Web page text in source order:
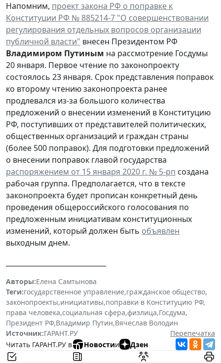
Напомним, проект закона РФ о поправке к
Конституции РФ № 885214-7 "О совершенствовании
регулирования отдельных вопросов организации
публичной власти" внесен Президентом РФ
Владимиром Путиным на рассмотрение Госдумы
20 января. Первое чтение по законопроекту
состоялось 23 января. Срок представления поправок
ко второму чтению законопроекта ранее
продлевался из-за большого количества
предложений о внесении изменений в Конституцию
РФ, поступивших от представителей политических,
общественных организаций и граждан страны
(более 500 поправок). Для подготовки предложений
о внесении поправок главой государства
распоряжением от 15 января 2020 г. № 5-рп создана
рабочая группа. Предполагается, что в тексте
законопроекта будет прописан конкретный день
проведения общероссийского голосования по
предложенным инициативам конституционных
изменений, который должен быть объявлен
выходным днем.
Авторы:Елена Самтынова
Теги:государственное управление,гражданское общество,
законопроекты,инициативы,поправки в Конституцию РФ,
права человека,социальная сфера,физлица,Госдума,
Президент РФ,Владимир Путин,Вячеслав Володин
Источник:ГАРАНТ.РУ
Перепечатка
Читать ГАРАНТ.РУ в
Новостии Дзен